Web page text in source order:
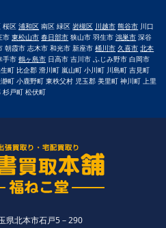
桜区浦和区 南区 緑区岩槻区 川越市 熊谷市 川口
市東松山市 春日部市 狭山市 羽生市鴻巣市 深谷
朝霞市 志木市 和光市 新座市桶川市 久喜市 北本
手市鶴ヶ島市 日高市 吉川市 ふじみ野市 白岡市
町 比企郡 滑川町 嵐山町 小川町 川島町 吉見町
町 小鹿野町 東秩父村 児玉郡 美里町 神川町 上里
杉戸町 松伏町
県北本市石戸5－290